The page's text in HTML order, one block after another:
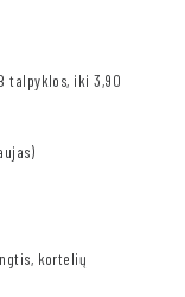
talpyklos, iki 3,90
kortelių